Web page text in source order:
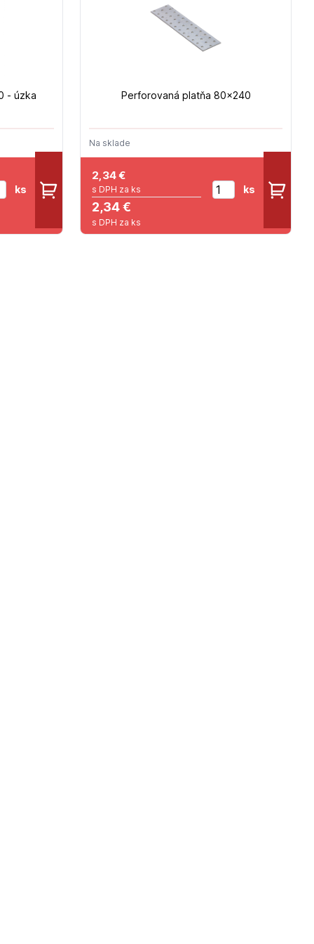
- úzka
ks
Perforovaná platňa 80x240
Na sklade
2,34€
s DPH za ks
2,34 €
s DPH za ks
ks